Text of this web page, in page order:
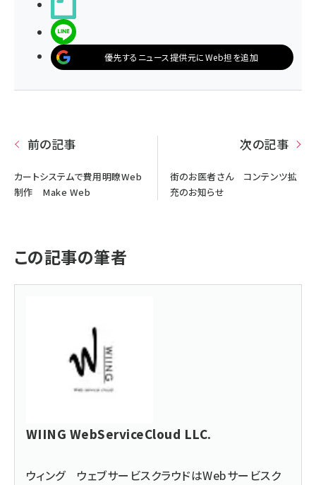
優先するニュース提供元にWeb担を追加
前の記事
カートシステムで費用明瞭Web
制作 Make Web
次の記事
街のお医者さん コンテンツ拡
充のお知らせ
この記事の筆者
WIING WebServiceCloud LLC.
ウィング ウェブサービスクラウドはWebサービスク